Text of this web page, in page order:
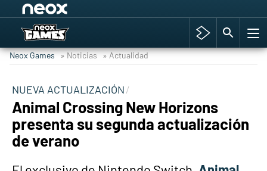
Hyrule Warriors: La Era del Cataclismo
Super Mario cafetería oficial
Cyberpunk 2077
Hyrule Warriors
Neox Games » Noticias » Actualidad
NUEVA ACTUALIZACIÓN
Animal Crossing New Horizons
presenta su segunda actualización
de verano